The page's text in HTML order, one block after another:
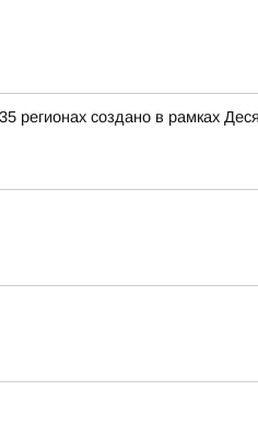
создано в рамках